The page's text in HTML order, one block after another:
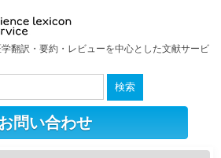
翻訳・要約・レビューを中心とした文献サービ
問い合わせ